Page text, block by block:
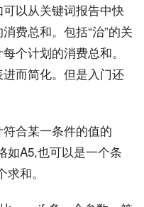
以从关键词报告中快
费总和。包括“治”的关
个计划的消费总和。
而简化。但是入门还
合某一条件的值的
如A5,也可以是一个条
和。